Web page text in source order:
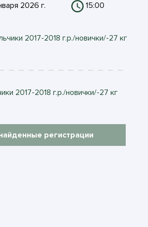
2026 г. 15:00
2017-2018 г.р./новички/-27 кг
2017-2018 г.р./новички/-27 кг
регистрации